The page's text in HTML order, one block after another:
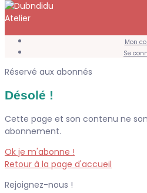
Mon
Se
Réservé aux abonnés
Désolé !
Cette page et son contenu ne
abonnement.
Ok je m'abonne !
Retour à la page d'accueil
Rejoignez-nous !